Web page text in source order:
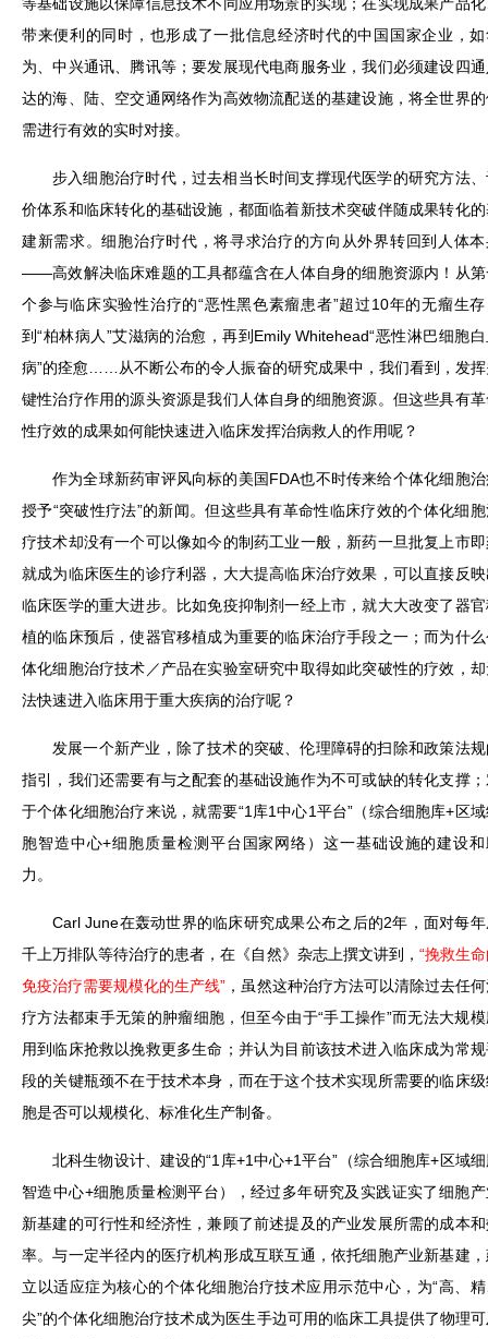
带来便利的同时，也形成了一批信息经济时代的中国国家企业，如
为、中兴通讯、腾讯等；要发展现代电商服务业，我们必须建设四
达的海、陆、空交通网络作为高效物流配送的基建设施，将全世界
需进行有效的实时对接。
步入细胞治疗时代，过去相当长时间支撑现代医学的研究方法
价体系和临床转化的基础设施，都面临着新技术突破伴随成果转化
建新需求。细胞治疗时代，将寻求治疗的方向从外界转回到人体本
——高效解决临床难题的工具都蕴含在人体自身的细胞资源内！从第
个参与临床实验性治疗的“恶性黑色素瘤患者”超过10年的无瘤生
到“柏林病人”艾滋病的治愈，再到Emily Whitehead“恶性淋巴细胞
病”的痊愈……从不断公布的令人振奋的研究成果中，我们看到，发
键性治疗作用的源头资源是我们人体自身的细胞资源。但这些具有
性疗效的成果如何能快速进入临床发挥治病救人的作用呢？
作为全球新药审评风向标的美国FDA也不时传来给个体化细胞
授予“突破性疗法”的新闻。但这些具有革命性临床疗效的个体化细
疗技术却没有一个可以像如今的制药工业一般，新药一旦批复上市
就成为临床医生的诊疗利器，大大提高临床治疗效果，可以直接反
临床医学的重大进步。比如免疫抑制剂一经上市，就大大改变了器
植的临床预后，使器官移植成为重要的临床治疗手段之一；而为什
体化细胞治疗技术／产品在实验室研究中取得如此突破性的疗效，
法快速进入临床用于重大疾病的治疗呢？
发展一个新产业，除了技术的突破、伦理障碍的扫除和政策法
指引，我们还需要有与之配套的基础设施作为不可或缺的转化支撑
于个体化细胞治疗来说，就需要“1库1中心1平台”（综合细胞库+区
胞智造中心+细胞质量检测平台国家网络）这一基础设施的建设和
力。
Carl June在轰动世界的临床研究成果公布之后的2年，面对每
千上万排队等待治疗的患者，在《自然》杂志上撰文讲到， “挽救生
免疫治疗需要规模化的生产线” ，虽然这种治疗方法可以清除过去任
疗方法都束手无策的肿瘤细胞，但至今由于“手工操作”而无法大规
用到临床抢救以挽救更多生命；并认为目前该技术进入临床成为常
段的关键瓶颈不在于技术本身，而在于这个技术实现所需要的临床
胞是否可以规模化、标准化生产制备。
北科生物设计、建设的“1库+1中心+1平台”（综合细胞库+区域
智造中心+细胞质量检测平台），经过多年研究及实践证实了细胞
新基建的可行性和经济性，兼顾了前述提及的产业发展所需的成本
率。与一定半径内的医疗机构形成互联互通，依托细胞产业新基建
立以适应症为核心的个体化细胞治疗技术应用示范中心，为“高、
尖”的个体化细胞治疗技术成为医生手边可用的临床工具提供了物理